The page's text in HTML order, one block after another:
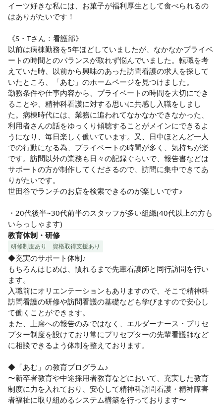
イーツ好きな私には、お菓子が福利厚生として食べられるの
はありがたいです！
《S・Tさん：看護部》
以前は病棟勤務を5年ほどしていましたが、なかなかプライベ
ートの時間とのバランスが取れず悩んでいました。転職を考
えていた時、以前から興味のあった訪問看護の求人を探して
いたところ、「あむ」のホームページを見つけました。
勤務条件や仕事内容から、プライベートの時間を大切にでき
ることや、精神科看護に対する思いに共感し入職をしまし
た。病棟時代には、業務に追われてなかなかできなかった、
利用者さんの話をゆっくり傾聴することがメインにできるよ
うになり、毎日楽しく働いています。又、日中ほとんど一人
での行動になる為、プライベートの時間が多く、気持ちが楽
です。訪問以外の業務も日々の記録ぐらいで、報告書などは
サポートの方が制作してくださるので、訪問に集中できてあ
りがたいです。
世田谷でランチのお店を検索できるのが楽しいです♪
・20代後半~30代前半のスタッフが多い組織(40代以上の方も
いらっしゃます)
教育体制・研修
研修制度あり 資格取得支援あり
◆充実のサポート体制♪
もちろんはじめは、慣れるまで先輩看護師と同行訪問を行い
ます。
入職前にオリエンテーションもありますので、そこで精神科
訪問看護の研修や訪問看護の基礎なども学びますので安心し
て働くことができます。
また、上席への報告のみではなく、エルダーナース・プリセ
プター制度を設けており常にプリセプターの先輩看護師など
に相談できるよう体制を整えております。
◆「あむ」の教育プログラム♪
〜新卒者教育や中途採用者教育などにおいて、充実した教育
制度に力を入れており、安心して精神科訪問看護・精神障害
者福祉に取り組めるシステム構築を行っております〜